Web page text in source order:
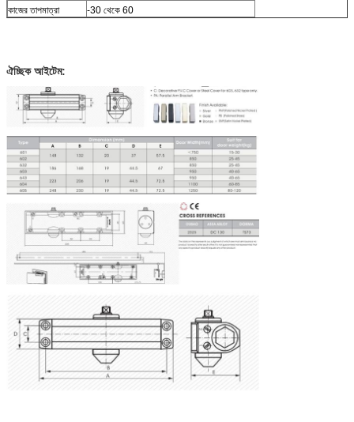
কাজের তাপমাত্রা
-30 থেকে 60
ঐচ্ছিক আইটেম: